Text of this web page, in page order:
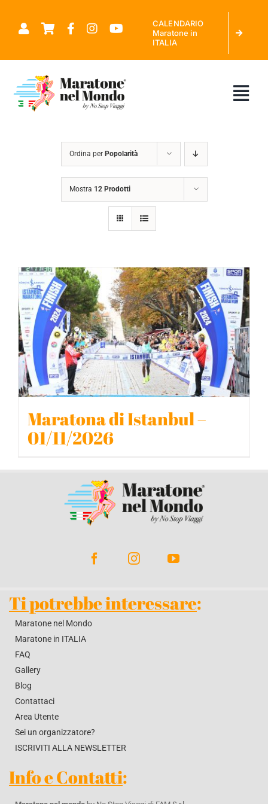
CALENDARIO
Maratone in
ITALIA
CHI SIAMO
MARATONE NEL MONDO
CALENDARIO MARATONE IN ITALIA
BLOG
CONTATTACI
Ordina per Popolarità
Mostra 12 Prodotti
Maratona di Istanbul –
01/11/2026
Ti potrebbe interessare:
Maratone nel Mondo
Maratone in ITALIA
FAQ
Gallery
Blog
Contattaci
Area Utente
Sei un organizzatore?
ISCRIVITI ALLA NEWSLETTER
Info e Contatti: